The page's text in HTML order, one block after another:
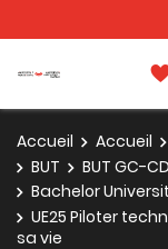
Accueil Accueil
BUT
BUT GC-CD
Bachelor
UE25 Piloter
sa vie